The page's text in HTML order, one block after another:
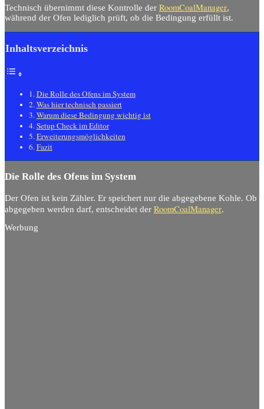
Technisch übernimmt diese Kontrolle der RoomCoalManager,
während der Ofen lediglich prüft, ob die Bedingung erfüllt ist.
Inhaltsverzeichnis
Die Rolle des Ofens im System
Was hier technisch passiert
Warum diese Bedingung wichtig ist
Setup Check im Editor
Erweiterungsmöglichkeiten
Fazit
Die Rolle des Ofens im System
Der Ofen ist kein Zähler. Er speichert nur die abgegebene Kohle. Ob
abgegeben werden darf, entscheidet der RoomCoalManager.
Werbung